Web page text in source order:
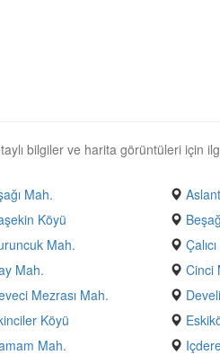
bilgiler ve harita görüntüleri için
Mah.
Köyü
Mah.
Mah.
Cinci
Mezrası Mah.
Köyü
Mah.